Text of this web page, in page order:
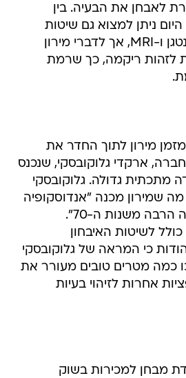
לאבחן את הבעיה. בין
ניתן למצוא גם שיטות
הדמיה שונות, כמו רנטגן ו-MRI, אך לדברי מירון
לזהות ריקמה, כך שרמת
מירון לתוך החדר את
ארקדי גלוקובסקי, שנכנס
מתכתית גדולה. גלוקובסקי
שמירון מכנה "אנדוסקופיה
גמישה שלא השתנתה הרבה משנות ה-70".
לשיטות האיבחון
כי המראה של גלוקובסקי
כמה מטרים טובים מעורר את
אחרות לזיהוי בעיות
מבחן למכירות בשוק